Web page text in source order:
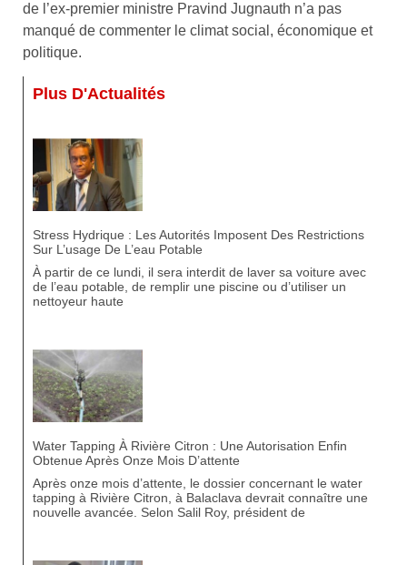
de l’ex-premier ministre Pravind Jugnauth n’a pas
manqué de commenter le climat social, économique et
politique.
Plus D'Actualités
Stress Hydrique : Les Autorités Imposent Des Restrictions
Sur L’usage De L’eau Potable
À partir de ce lundi, il sera interdit de laver sa voiture avec
de l’eau potable, de remplir une piscine ou d’utiliser un
nettoyeur haute
Water Tapping À Rivière Citron : Une Autorisation Enfin
Obtenue Après Onze Mois D’attente
Après onze mois d’attente, le dossier concernant le water
tapping à Rivière Citron, à Balaclava devrait connaître une
nouvelle avancée. Selon Salil Roy, président de